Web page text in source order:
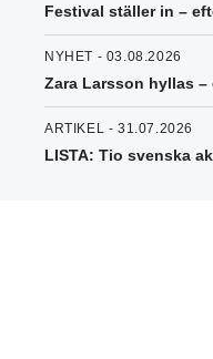
Festival ställer in –
NYHET - 03.08.2026
Zara Larsson hyllas
ARTIKEL - 31.07.2026
LISTA: Tio svenska